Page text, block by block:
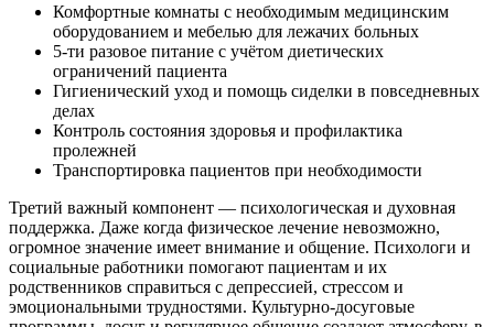
Комфортные комнаты с необходимым медицинским
оборудованием и мебелью для лежачих больных
5-ти разовое питание с учётом диетических
ограничений пациента
Гигиенический уход и помощь сиделки в повседневных
делах
Контроль состояния здоровья и профилактика
пролежней
Транспортировка пациентов при необходимости
Третий важный компонент — психологическая и духовная
поддержка. Даже когда физическое лечение невозможно,
огромное значение имеет внимание и общение. Психологи и
социальные работники помогают пациентам и их
родственников справиться с депрессией, стрессом и
эмоциональными трудностями. Культурно-досуговые